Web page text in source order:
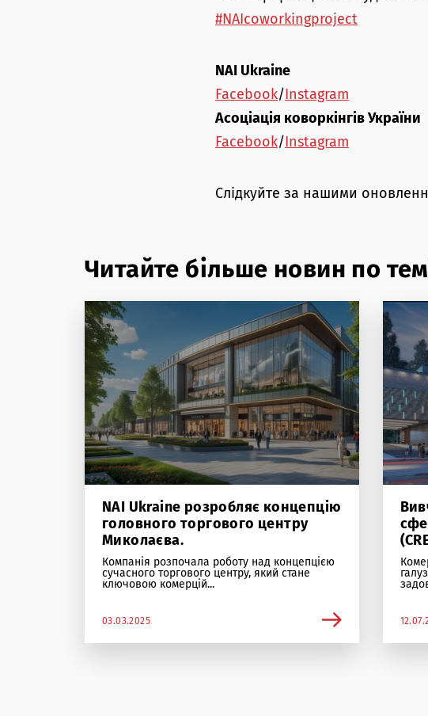
#NAIcoworkingproject
NAI Ukraine
Facebook/Instagram
Асоціація коворкінгів України
Facebook/Instagram
Слідкуйте за нашими
Читайте більше новин по
NAI Ukraine розробляє концепцію
головного торгового центру
Миколаєва.
Компанія розпочала роботу над концепцією
сучасного торгового центру, який стане
ключовою комерцій...
03.03.2025